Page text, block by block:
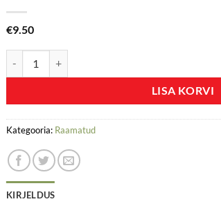
€9.50
LISA KORVI
Kategooria: Raamatud
KIRJELDUS